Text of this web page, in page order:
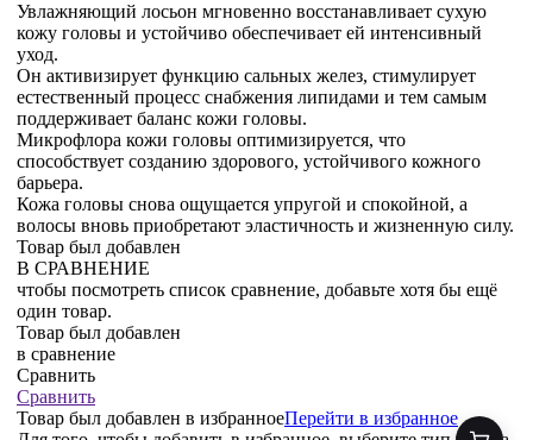
Увлажняющий лосьон мгновенно восстанавливает сухую
кожу головы и устойчиво обеспечивает ей интенсивный
уход.
Он активизирует функцию сальных желез, стимулирует
естественный процесс снабжения липидами и тем самым
поддерживает баланс кожи головы.
Микрофлора кожи головы оптимизируется, что
способствует созданию здорового, устойчивого кожного
барьера.
Кожа головы снова ощущается упругой и спокойной, а
волосы вновь приобретают эластичность и жизненную силу.
Товар был добавлен
В СРАВНЕНИЕ
чтобы посмотреть список сравнение, добавьте хотя бы ещё
один товар.
Товар был добавлен
в сравнение
Сравнить
Сравнить
Товар был добавлен в избранноеПерейти в избранное